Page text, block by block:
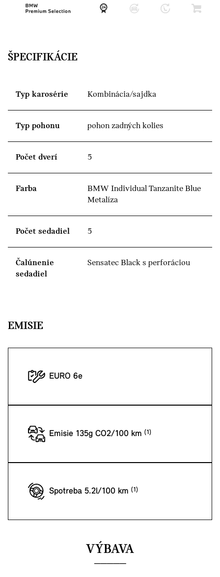
ŠPECIFIKÁCIE
Typ karosérie Kombinácia/sajdka
Typ pohonu pohon zadných kolies
Počet dverí 5
Farba
BMW Individual Tanzanite Blue
Metalíza
Počet sedadiel 5
Čalúnenie
sedadiel
Sensatec Black s perforáciou
EMISIE
EURO 6e
Emisie 135g CO2/100 km
Spotreba 5.2l/100 km
VÝBAVA